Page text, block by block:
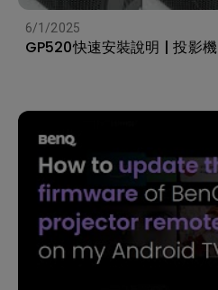
6/1/2025
GP520快速安裝說明 | 投影機